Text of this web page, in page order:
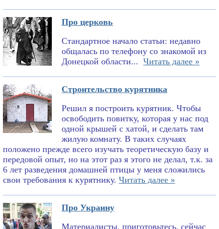
Про церковь
Стандартное начало статьи: недавно
общалась по телефону со знакомой из
Донецкой области... Читать далее »
Строительство курятника
Решил я построить курятник. Чтобы
освободить повитку, которая у нас под
одной крышей с хатой, и сделать там
жилую комнату. В таких случаях
положено прежде всего изучать теоретическую базу и
передовой опыт, но на этот раз я этого не делал, т.к. за
6 лет разведения домашней птицы у меня сложились
свои требования к курятнику. Читать далее »
Про Украину
Материалисты, приготовьтесь, сейчас